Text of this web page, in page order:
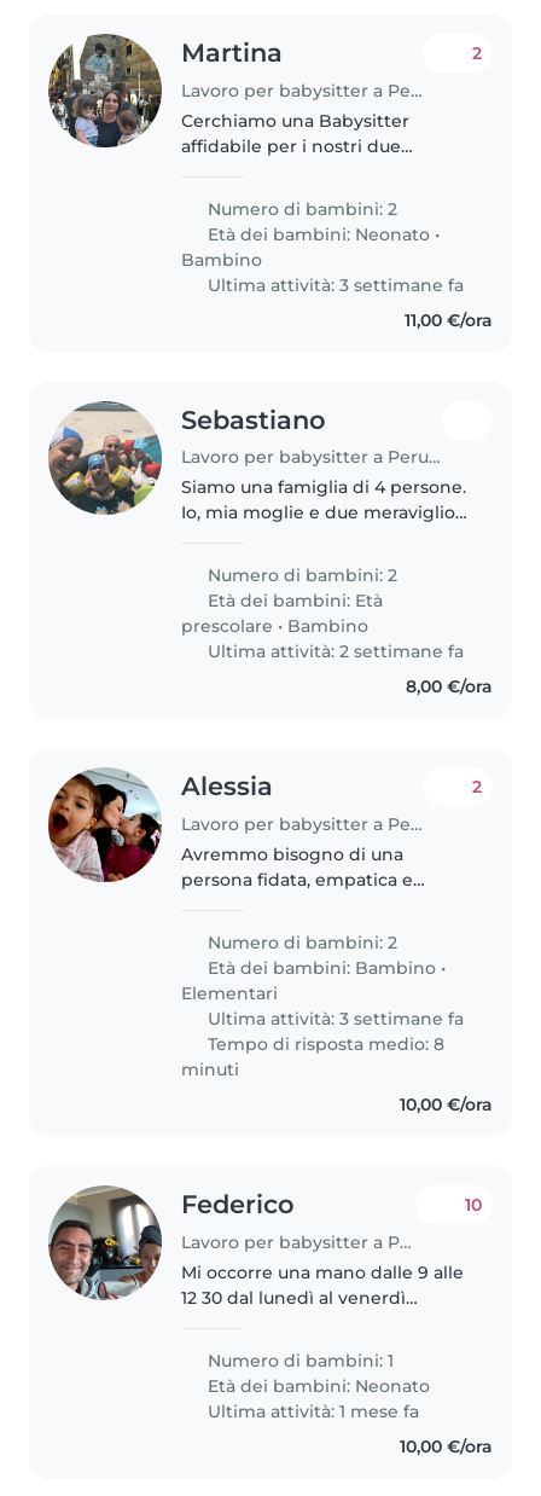
Martina
Lavoro per babysitter a Perugia
2
Cerchiamo una Babysitter
affidabile per i nostri due
sempre allegri. Importante siano
pazienti ed affettuosi.
Contattateci..
Numero di bambini: 2
Età dei bambini: Neonato •
Bambino
Ultima attività: 3 settimane fa
11,00 €/ora
Sebastiano
Lavoro per babysitter a Perugia
Siamo una famiglia di 4 persone.
Io, mia moglie e due meravigliosi
2 anni. Sono due bambini
dolcissimi, curiosi e con energia
da vendere.
Numero di bambini: 2
Età dei bambini: Età
prescolare • Bambino
Ultima attività: 2 settimane fa
8,00 €/ora
Alessia
Lavoro per babysitter a Perugia
2
Avremmo bisogno di una
persona fidata, empatica e
all'asilo a Ponte Pattoli e la
intrattenga circa un'ora prima di
portarla al lavoro di mio marito..
Numero di bambini: 2
Età dei bambini: Bambino •
Elementari
Ultima attività: 3 settimane fa
Tempo di risposta medio: 8
minuti
10,00 €/ora
Federico
Lavoro per babysitter a Perugia
10
Mi occorre una mano dalle 9 alle
12 30 dal lunedì al venerdì
Numero di bambini: 1
Età dei bambini: Neonato
Ultima attività: 1 mese fa
10,00 €/ora